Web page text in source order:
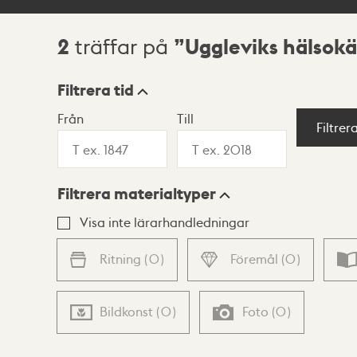
Sökresultat
2 träffar på Uggleviks
Visningsläge
Lista Karta
Filtrera tid
Från Till
Filtrera materialtyper
Visa inte lärarhandledningar
Ritning (0) Föremål (0)
Bildkonst (0) Foto (0)